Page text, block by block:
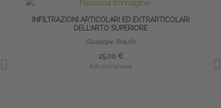
INFILTRAZIONI ARTICOLARI ED EXTRARTICOLARI
DELL’ARTO SUPERIORE
Giuseppe Ridulfo
25,00 €
IVA compresa